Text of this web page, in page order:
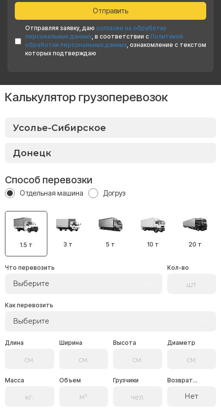
Отправляя заявку, даю согласие на обработку
персональных данных, в соответствии с Политикой
обработки персональных данных, ознакомление с текстом
которых подтверждаю
Калькулятор грузоперевозок
Способ перевозки
Отдельная машина Догруз
1.5 т 3 т 5 т 10 т 20 т
Что перевозить
Выберите
Кол-во
Как перевозить
Выберите
Длина Ширина Высота Диаметр
Масса Объем Грузчики Возврат...
Нет